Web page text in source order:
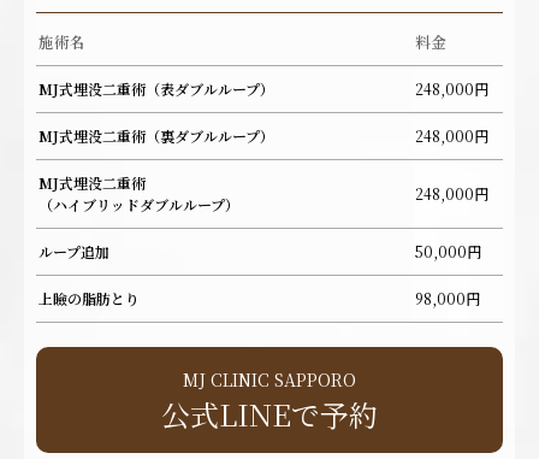
施術名 料金
MJ式埋没二重術（表ダブルループ） 248,000円
MJ式埋没二重術（裏ダブルループ） 248,000円
MJ式埋没二重術
（ハイブリッドダブルループ）
248,000円
ループ追加 50,000円
上瞼の脂肪とり 98,000円
MJ CLINIC SAPPORO
公式LINEで予約